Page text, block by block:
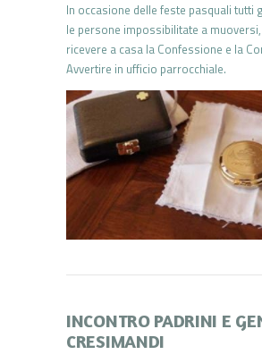
In occasione delle feste pasquali tutti
le persone impossibilitate a
ricevere a casa la Confessione e la
Avvertire in ufficio parrocchiale.
INCONTRO PADRINI E
CRESIMANDI